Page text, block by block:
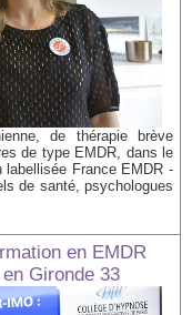
de thérapie brève
de type EMDR, dans le
France EMDR -
de santé, psychologues
en EMDR
Gironde 33